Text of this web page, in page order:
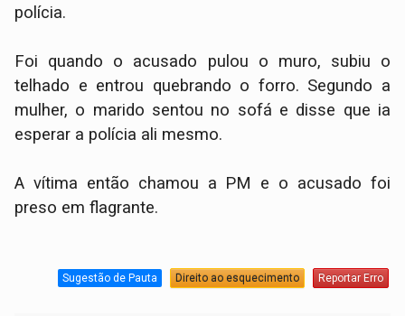
polícia.
Foi quando o acusado pulou o muro, subiu o
telhado e entrou quebrando o forro. Segundo a
mulher, o marido sentou no sofá e disse que ia
esperar a polícia ali mesmo.
A vítima então chamou a PM e o acusado foi
preso em flagrante.
Sugestão de Pauta Direito ao esquecimento Reportar Erro